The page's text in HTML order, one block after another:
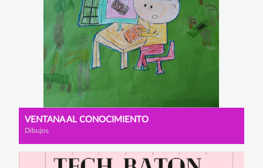
VENTANA AL CONOCIMIENTO
Dibujos